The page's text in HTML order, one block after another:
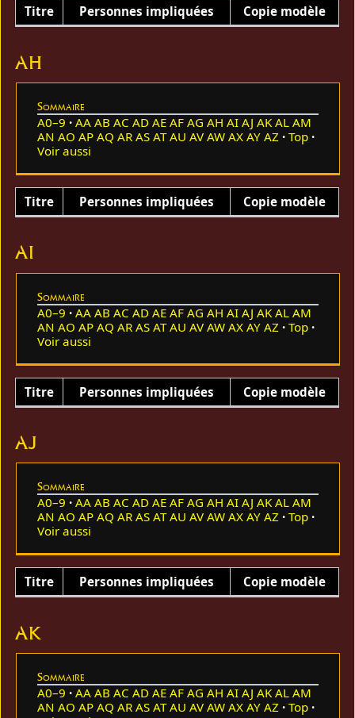
Titre Personnes impliquées Copie modèle
AH
Sommaire
A0–9 AA AB AC AD AE AF AG AH AI AJ AK AL AM
AN AO AP AQ AR AS AT AU AV AW AX AY AZ
Top
Voir aussi
Titre Personnes impliquées Copie modèle
AI
Sommaire
A0–9 AA AB AC AD AE AF AG AH AI AJ AK AL AM
AN AO AP AQ AR AS AT AU AV AW AX AY AZ
Top
Voir aussi
Titre Personnes impliquées Copie modèle
AJ
Sommaire
A0–9 AA AB AC AD AE AF AG AH AI AJ AK AL AM
AN AO AP AQ AR AS AT AU AV AW AX AY AZ
Top
Voir aussi
Titre Personnes impliquées Copie modèle
AK
Sommaire
A0–9 AA AB AC AD AE AF AG AH AI AJ AK AL AM
AN AO AP AQ AR AS AT AU AV AW AX AY AZ
Top